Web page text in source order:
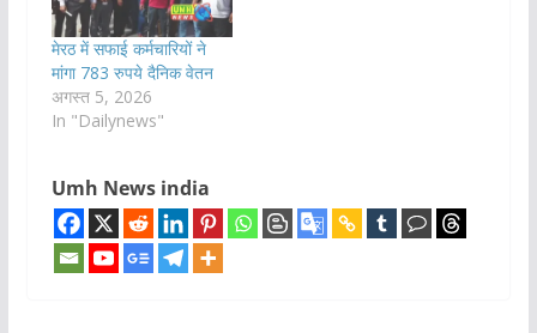
मेरठ में सफाई कर्मचारियों ने
मांगा 783 रुपये दैनिक वेतन
अगस्त 5, 2026
In "Dailynews"
Umh News india